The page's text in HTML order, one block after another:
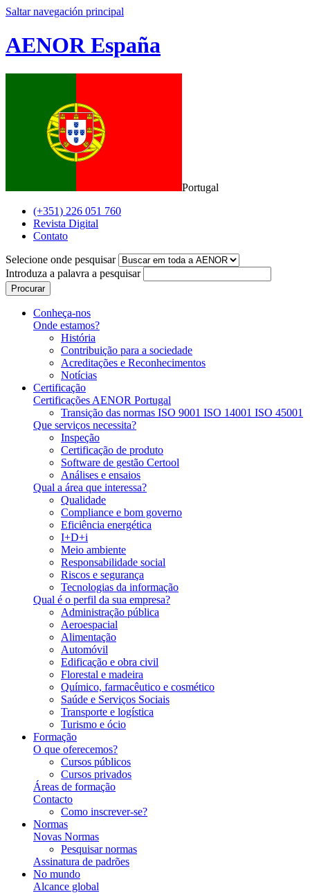
Saltar navegación principal
AENOR España
Portugal
(+351) 226 051 760
Revista Digital
Contato
Selecione onde pesquisar
Introduza a palavra a pesquisar
Procurar
Conheça-nos
Onde estamos?
História
Contribuição para a sociedade
Acreditações e Reconhecimentos
Notícias
Certificação
Certificações AENOR Portugal
Transição das normas ISO 9001 ISO 14001 ISO 45001
Que serviços necessita?
Inspeção
Certificação de produto
Software de gestão Certool
Análises e ensaios
Qual a área que interessa?
Qualidade
Compliance e bom governo
Eficiência energética
I+D+i
Meio ambiente
Responsabilidade social
Riscos e segurança
Tecnologias da informação
Qual é o perfil da sua empresa?
Administração pública
Aeroespacial
Alimentação
Automóvil
Edificação e obra civil
Florestal e madeira
Químico, farmacêutico e cosmético
Saúde e Serviços Sociais
Transporte e logística
Turismo e ócio
Formação
O que oferecemos?
Cursos públicos
Cursos privados
Áreas de formação
Contacto
Como inscrever-se?
Normas
Novas Normas
Pesquisar normas
Assinatura de padrões
No mundo
Alcance global